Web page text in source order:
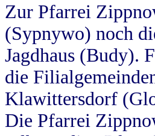
Zur Pfarrei
(Sypnywo) noch
Jagdhaus (Budy).
die
Klawittersdorf
Die Pfarrei